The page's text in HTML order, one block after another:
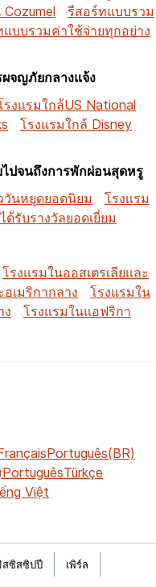
รีสอร์ทแบบรวม
บบรวมค่าใช้จ่ายทุกอย่าง
จญภัยกลางแจ้ง
รงแรมใกล้US National
โรงแรมใกล้ Disney
ไปจนถึงการพักผ่อนสุดหรู
วันหยุดยอดนิยม
โรงแรม
รับรางวัลยอดเยี่ยม
โรงแรมในออสเตรเลียและ
เมริกากลาง
โรงแรมใน
ง โรงแรมในแอฟริกา
Português(BR)
PortuguêsTürkçe
Việt
สซิสซิปปี
เพิร์ล